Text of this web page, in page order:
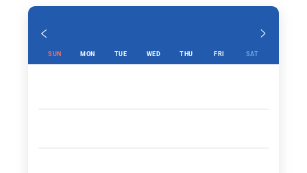
SUN MON TUE WED THU FRI SAT